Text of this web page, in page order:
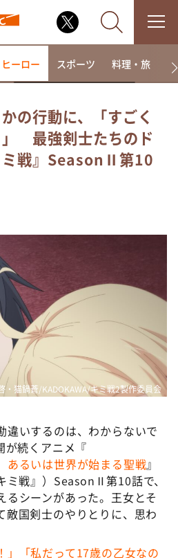
エティ！～ やすとものいたっ
井アナ「なんでやねん！？」
の献立 何にする？～
シーズン２
ブ 正義のミカタ
！
ーロー スポーツ 料理・旅
の行動に、「すごく
」 最強剣士たちのド
ミ戦』SeasonⅡ第10
・猫鍋蒼/KADOKAWA/キミ戦2製作委員会
違いするのは、わからないで
続くアニメ『
あるいは世界が始まる聖戦』
ミ戦』）SeasonⅡ第10話で、
るシーンがあった。王女とそ
敵国剣士のやりとりに、思わ
」「私だって17歳の乙女なの